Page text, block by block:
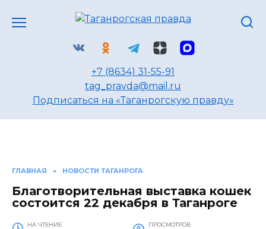
+7 (8634) 31-55-91
tag_pravda@mail.ru
Подписаться на «Таганрогскую правду»
ГЛАВНАЯ » НОВОСТИ ТАГАНРОГА
Благотворительная выставка кошек
состоится 22 декабря в Таганроге
НА ЧТЕНИЕ ПРОСМОТРОВ